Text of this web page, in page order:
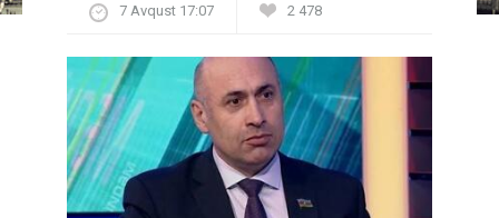
7 Avqust 17:07 2 478